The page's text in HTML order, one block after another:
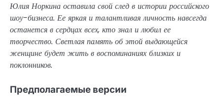
Юлия Норкина оставила свой след в истории российского
шоу-бизнеса. Ее яркая и талантливая личность навсегда
останется в сердцах всех, кто знал и любил ее
творчество. Светлая память об этой выдающейся
женщине будет жить в воспоминаниях близких и
поклонников.
Предполагаемые версии